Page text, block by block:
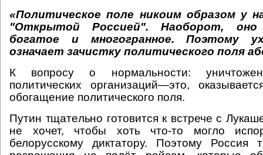
«Политическое поле никоим образом у
"Открытой Россией". Наоборот, оно
богатое и многогранное. Поэтому
означает зачистку политического поля
К вопросу о нормальности:
политических организаций—это,
обогащение политического поля.
Путин тщательно готовится к встрече с
не хочет, чтобы хоть что-то могло
белорусскому диктатору. Поэтому Россия